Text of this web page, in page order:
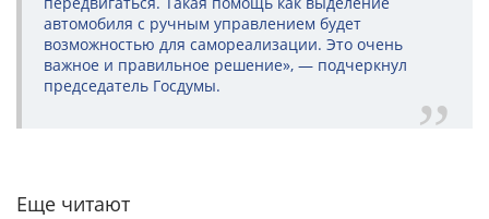
автомобиля с ручным управлением будет
возможностью для самореализации. Это очень
важное и правильное решение», — подчеркнул
председатель Госдумы.
Еще читают